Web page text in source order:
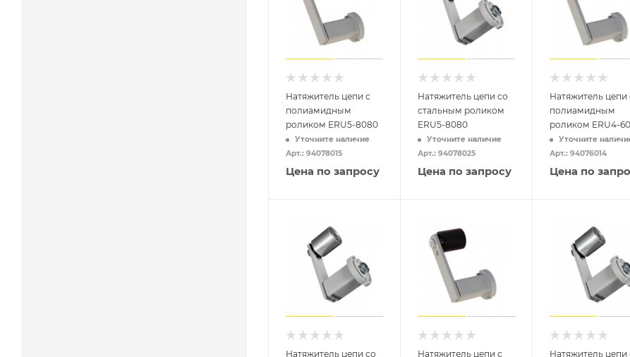
Натяжитель цепи с
полиамидным
роликом ERU5-8080
Уточните наличие
Арт.: 94078015
Цена по запросу
Натяжитель цепи со
стальным роликом
ERU5-8080
Уточните наличие
Арт.: 94078025
Цена по запросу
Натяжитель цепи
полиамидным
роликом ERU4-
Уточните
Арт.: 94076014
Цена по
Натяжитель цепи со
Натяжитель цепи с
Натяжитель цепи